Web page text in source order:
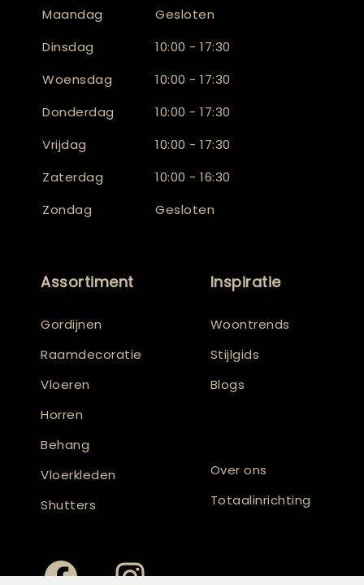
Maandag
Gesloten
Dinsdag
10:00 - 17:30
Woensdag
10:00 - 17:30
Donderdag
10:00 - 17:30
Vrijdag
10:00 - 17:30
Zaterdag
10:00 - 16:30
Zondag
Gesloten
Assortiment
Gordijnen
Raamdecoratie
Vloeren
Horren
Behang
Vloerkleden
Shutters
Inspiratie
Woontrends
Stijlgids
Blogs
Over ons
Totaalinrichting